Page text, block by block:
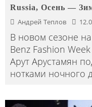
Russia, Осень —
Андрей Теплов
В новом сезоне
Benz Fashion
Арут Арустамян
нотками ночного